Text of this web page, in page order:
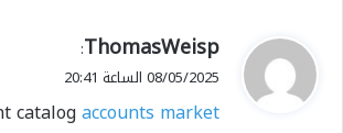
ي
ق
ل
ThomasWeisp
:
08/05/2025 الساعة 20:41
catalogaccounts market